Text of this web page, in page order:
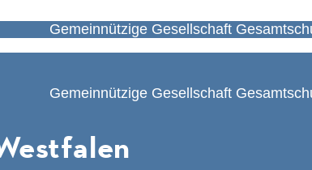
Gemeinnützige Gesellschaft
Gemeinnützige Gesellschaft